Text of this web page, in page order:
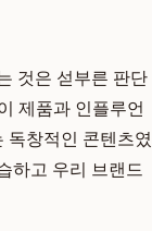
것은 섣부른 판단
제품과 인플루언
독창적인 콘텐츠였
하고 우리 브랜드